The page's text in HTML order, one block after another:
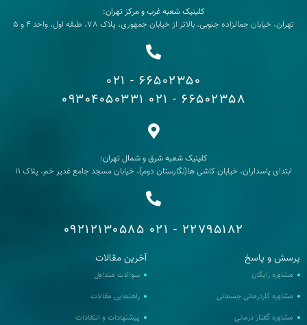
کلینیک شعبه غرب و مرکز تهران:
تهران، خیابان جمالزاده جنوبی، بالاتر از خیابان جمهوری، پلاک 78، طبقه اول، واحد 4 و 5
66502350 - 021
66502358 - 021
کلینیک شعبه شرق و شمال تهران:
ابتدای پاسداران، خیابان کاشی ها(نگارستان دوم)، خیابان مسجد جامع غدیر خم، پلاک 11
22795182 - 021
پرسش و پاسخ
مشاوره رایگان
مشاوره کاردرمانی جسمانی
مشاوره گفتار درمانی
آخرین مقالات
سوالات متداول
راهنمایی مقالات
پیشنهادات و انتقادات